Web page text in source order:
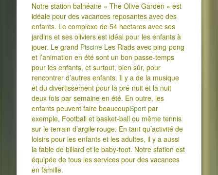
Notre station balnéaire « The Olive Garden » est
idéale pour des vacances reposantes avec des
enfants. Le complexe de 54 hectares avec ses
jardins et ses oliviers est idéal pour les enfants à
jouer. Le grand PiscineLes Riads avec ping-pong
et l’animation en été sont un bon passe-temps
pour les enfants, et surtout, bien sûr, pour
rencontrer d’autres enfants. Il y a de la musique
et du divertissement pour la pré-nuit et la nuit
deux fois par semaine en été. En outre, les
enfants peuvent faire beaucoupSportpar
exemple, Football et basket-ball ou même tennis
sur le terrain d’argile rouge. En tant qu’activité de
loisirs pour les enfants et les adultes, il y a aussi
la table de billard et le baby-foot. Notre station est
équipée de tous les services pour des vacances
en famille.